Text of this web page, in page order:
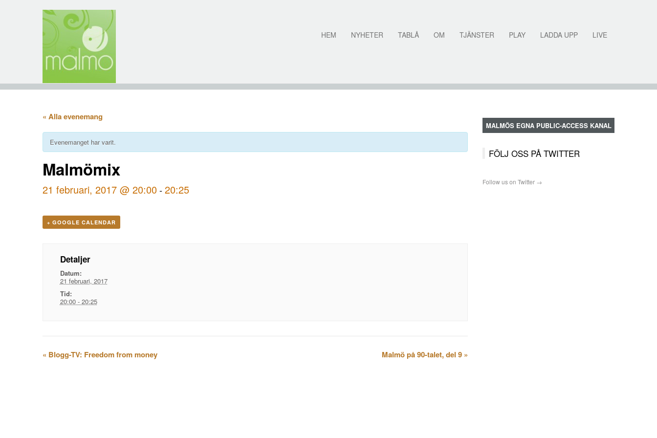
HEM NYHETER TABLÅ OM TJÄNSTER PLAY LADDA UPP LIVE
« Alla evenemang
Evenemanget har varit.
Malmömix
21 februari, 2017 @ 20:00-20:25
+ GOOGLE CALENDAR
Detaljer
Datum:
21 februari, 2017
Tid:
20:00 - 20:25
Evenemangsnavigation
« Blogg-TV: Freedom from money Malmö på 90-talet, del 9 »
MALMÖS EGNA PUBLIC-ACCESS KANAL
FÖLJ OSS PÅ TWITTER
Follow us on Twitter →